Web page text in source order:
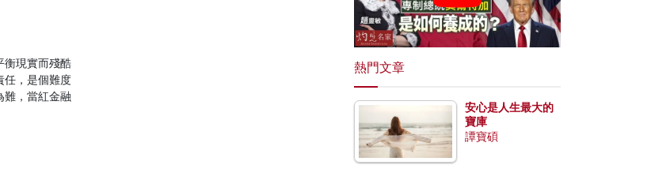
衡現實而殘酷
任，是個難度
難，當紅金融
熱門文章
安心是人生最大的
寶庫
譚寶碩